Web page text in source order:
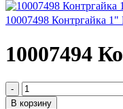
10007498 Контргайка 1"
10007494
В корзину